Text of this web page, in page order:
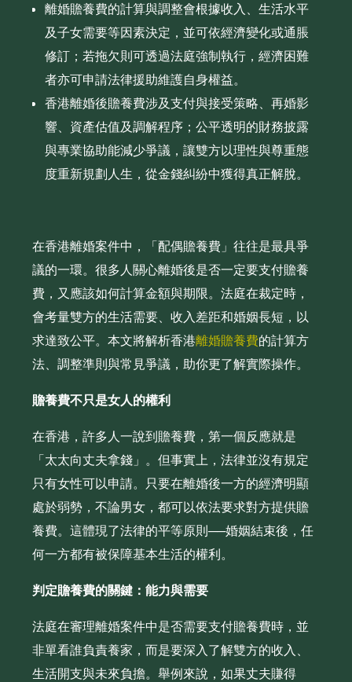
離婚贍養費的計算與調整會根據收入、生活水平
及子女需要等因素決定，並可依經濟變化或通脹
修訂；若拖欠則可透過法庭強制執行，經濟困難
者亦可申請法律援助維護自身權益。
香港離婚後贍養費涉及支付與接受策略、再婚影
響、資產估值及調解程序；公平透明的財務披露
與專業協助能減少爭議，讓雙方以理性與尊重態
度重新規劃人生，從金錢糾紛中獲得真正解脫。
在香港離婚案件中，「配偶贍養費」往往是最具爭
議的一環。很多人關心離婚後是否一定要支付贍養
費，又應該如何計算金額與期限。法庭在裁定時，
會考量雙方的生活需要、收入差距和婚姻長短，以
求達致公平。本文將解析香港離婚贍養費的計算方
法、調整準則與常見爭議，助你更了解實際操作。
贍養費不只是女人的權利
在香港，許多人一說到贍養費，第一個反應就是
「太太向丈夫拿錢」。但事實上，法律並沒有規定
只有女性可以申請。只要在離婚後一方的經濟明顯
處於弱勢，不論男女，都可以依法要求對方提供贍
養費。這體現了法律的平等原則──婚姻結束後，任
何一方都有被保障基本生活的權利。
判定贍養費的關鍵：能力與需要
法庭在審理離婚案件中是否需要支付贍養費時，並
非單看誰負責養家，而是要深入了解雙方的收入、
生活開支與未來負擔。舉例來說，如果丈夫賺得